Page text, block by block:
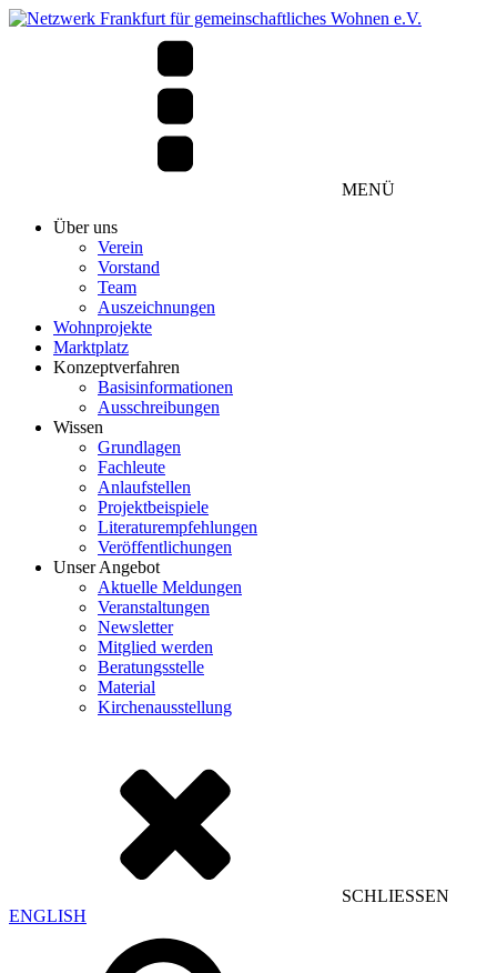
MENÜ
Über uns
Verein
Vorstand
Team
Auszeichnungen
Wohnprojekte
Marktplatz
Konzeptverfahren
Basisinformationen
Ausschreibungen
Wissen
Grundlagen
Fachleute
Anlaufstellen
Projektbeispiele
Literaturempfehlungen
Veröffentlichungen
Unser Angebot
Aktuelle Meldungen
Veranstaltungen
Newsletter
Mitglied werden
Beratungsstelle
Material
Kirchenausstellung
SCHLIESSEN
ENGLISH